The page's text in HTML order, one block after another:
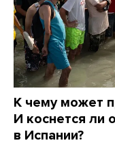
К чему может
И коснется ли
в Испании?